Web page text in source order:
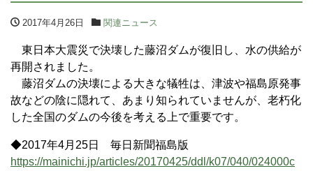
2017年4月26日 関連ニュース
東日本大震災で決壊した藤沼ダムが復旧し、水の供給が
再開されました。
藤沼ダムの決壊による大きな犠牲は、津波や福島原発事
故などの陰に隠れて、あまり知られていませんが、老朽化
した全国のダムの今後を考える上で重要です。
◆2017年4月25日 毎日新聞福島版
https://mainichi.jp/articles/20170425/ddl/k07/040/024000c